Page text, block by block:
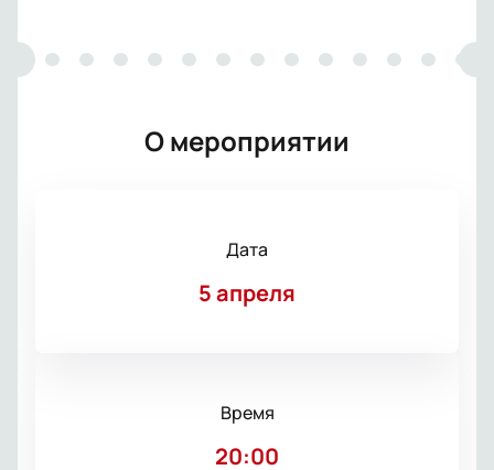
О мероприятии
Дата
5 апреля
Время
20:00